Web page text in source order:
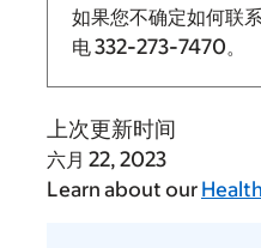
如果您不确定如何联
电332-273-7470。
上次更新时间
六月 22, 2023
Learn about our